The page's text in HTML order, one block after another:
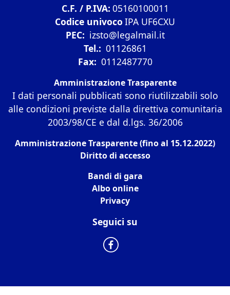
C.F. / P.IVA: 05160100011
Codice univoco IPA UF6CXU
PEC: izsto@legalmail.it
Tel.: 01126861
Fax: 0112487770
Amministrazione Trasparente
I dati personali pubblicati sono riutilizzabili solo
alle condizioni previste dalla direttiva comunitaria
2003/98/CE e dal d.lgs. 36/2006
Amministrazione Trasparente (fino al 15.12.2022)
Diritto di accesso
Bandi di gara
Albo online
Privacy
Seguici su